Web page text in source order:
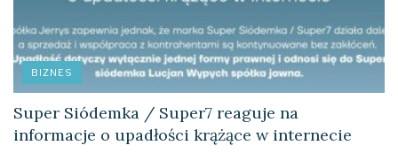
BIZNES
Super Siódemka / Super7 reaguje na
informacje o upadłości krążące w internecie